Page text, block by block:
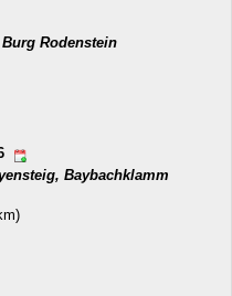
Rodenstein
Baybachklamm